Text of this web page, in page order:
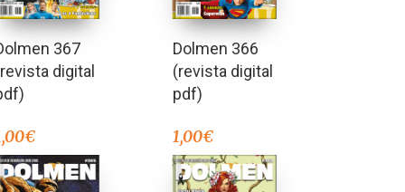
367
digital
€
Dolmen 366
(revista digital
pdf)
1,00€